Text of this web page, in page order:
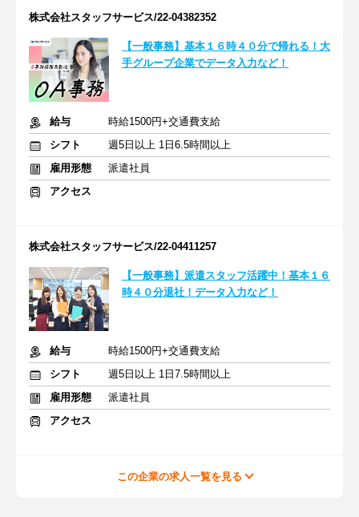
株式会社スタッフサービス/22-04382352
【一般事務】基本１６時４０分で帰れる！大
手グループ企業でデータ入力など！
給与
時給1500円+交通費支給
シフト
週5日以上 1日6.5時間以上
雇用形態
派遣社員
アクセス
株式会社スタッフサービス/22-04411257
【一般事務】派遣スタッフ活躍中！基本１６
時４０分退社！データ入力など！
給与
時給1500円+交通費支給
シフト
週5日以上 1日7.5時間以上
雇用形態
派遣社員
アクセス
この企業の求人一覧を見る